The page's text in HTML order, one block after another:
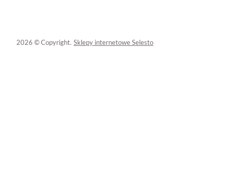
2026 © Copyright. Sklepy internetowe Selesto